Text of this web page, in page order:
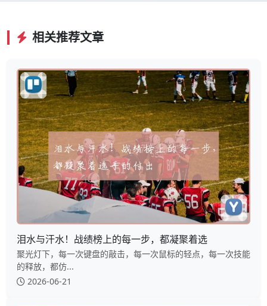
相关推荐文章
泪水与汗水！战绩榜上的每一步，都凝聚着选
聚光灯下，每一次键盘的敲击，每一次鼠标的轻点，每一次技能
的释放，都仿...
2026-06-21